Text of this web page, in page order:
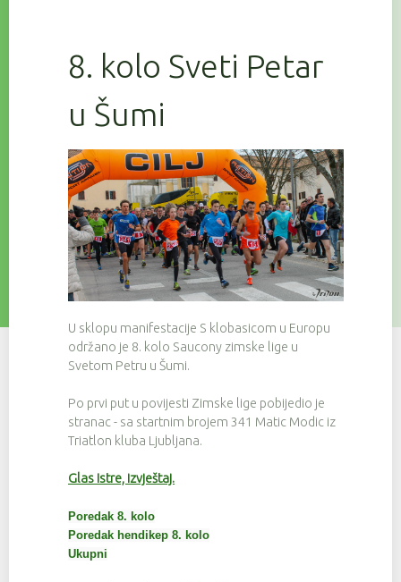
8. kolo Sveti Petar
u Šumi
U sklopu manifestacije S klobasicom u Europu
održano je 8. kolo Saucony zimske lige u
Svetom Petru u Šumi.
Po prvi put u povijesti Zimske lige pobijedio je
stranac - sa startnim brojem 341 Matic Modic iz
Triatlon kluba Ljubljana.
Glas Istre, izvještaj.
Poredak 8. kolo
Poredak hendikep 8. kolo
Ukupni